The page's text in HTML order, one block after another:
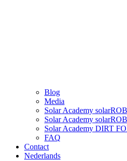
Blog
Media
Solar Academy
Solar Academy
Solar Academy DIRT
FAQ
Contact
Nederlands